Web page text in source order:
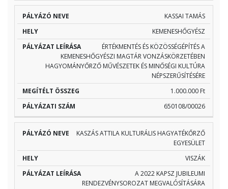
KASSAI TAMÁS
KEMENESHŐGYÉSZ
ÉRTÉKMENTÉS ÉS KÖZÖSSÉGÉPÍTÉS A
KEMENESHŐGYÉSZI MAGTÁR VONZÁSKÖRZETÉBEN
HAGYOMÁNYŐRZŐ MŰVÉSZETEK ÉS MINŐSÉGI KULTÚRA
NÉPSZERŰSÍTÉSÉRE
1.000.000 Ft
650108/00026
KASZÁS ATTILA KULTURÁLIS HAGYATÉKŐRZŐ
EGYESÜLET
VISZÁK
A 2022 KAPSZ JUBILEUMI
RENDEZVÉNYSOROZAT MEGVALÓSÍTÁSÁRA